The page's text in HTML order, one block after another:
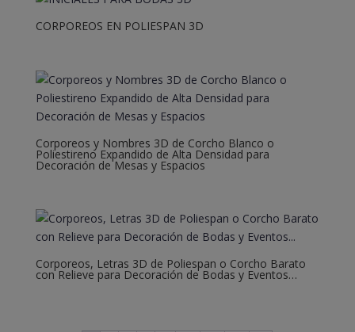
CORPOREOS EN POLIESPAN 3D
Corporeos y Nombres 3D de Corcho Blanco o
Poliestireno Expandido de Alta Densidad para
Decoración de Mesas y Espacios
Corporeos, Letras 3D de Poliespan o Corcho Barato
con Relieve para Decoración de Bodas y Eventos…